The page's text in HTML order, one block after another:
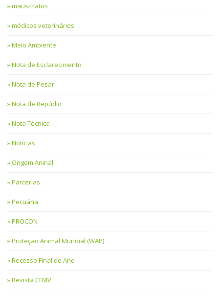
maus-tratos
médicos veterinários
Meio Ambiente
Nota de Esclarecimento
Nota de Pesar
Nota de Repúdio
Nota Técnica
Notícias
Origem Aninal
Parcerias
Pecuária
PROCON
Proteção Animal Mundial (WAP)
Recesso Final de Ano
Revista CFMV